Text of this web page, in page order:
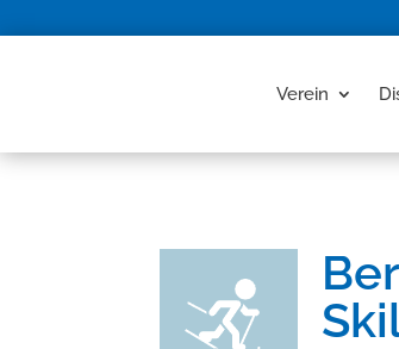
Verein